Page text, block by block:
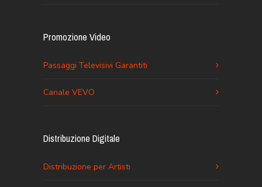
Promozione Video
Passaggi Televisivi Garantiti
Canale VEVO
Distribuzione Digitale
Distribuzione per Artisti